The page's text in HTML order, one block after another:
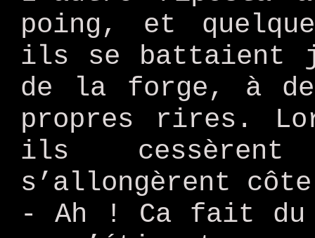
poing, et
ils se battaient
de la forge, à
propres rires.
ils
s’allongèrent
- Ah ! Ca fait du